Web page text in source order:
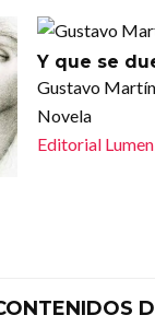
Y que se
Gustavo
Novela
Editorial